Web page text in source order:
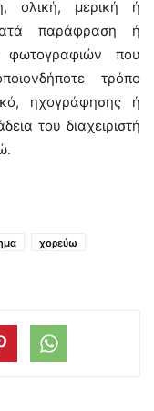
ολική, μερική ή
παράφραση ή
που
τρόπο
ηχογράφησης ή
του διαχειριστή
χορεύω